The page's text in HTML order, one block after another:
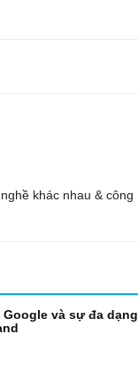
khác nhau & công
và sự đa dạng